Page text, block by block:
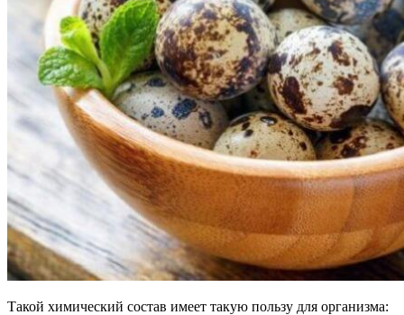
Такой химический состав имеет такую пользу для организма: